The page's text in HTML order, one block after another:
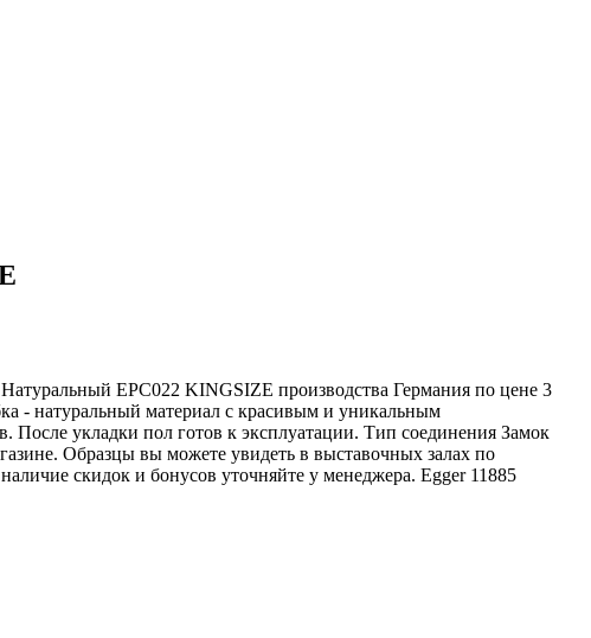
EPC022 KINGSIZE производства Германия по цене 3
- натуральный материал с красивым и уникальным
После укладки пол готов к эксплуатации. Тип соединения Замок
Образцы вы можете увидеть в выставочных залах по
скидок и бонусов уточняйте у менеджера. Egger 11885